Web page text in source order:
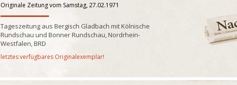
Originale Zeitung vom Samstag, 27.02.1971
Tageszeitung aus Bergisch Gladbach mit Kölnische
Rundschau und Bonner Rundschau, Nordrhein-
Westfalen, BRD
letztes verfügbares Originalexemplar!